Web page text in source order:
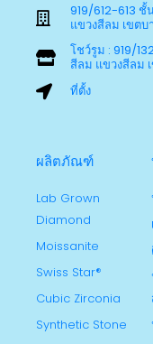
919/612-613 ชั้
แขวงสีลม เขตบ
โชว์รูม : 919/
สีลม แขวงสีลม
ที่ตั้ง
ผลิตภัณฑ์
Lab Grown
Diamond
Moissanite
Swiss Star®
Cubic Zirconia
Synthetic Stone